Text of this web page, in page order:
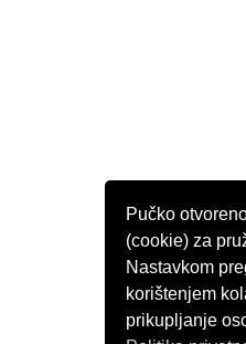
Pučko
(cookie) za
Nastavkom
korištenjem
prikupljanje